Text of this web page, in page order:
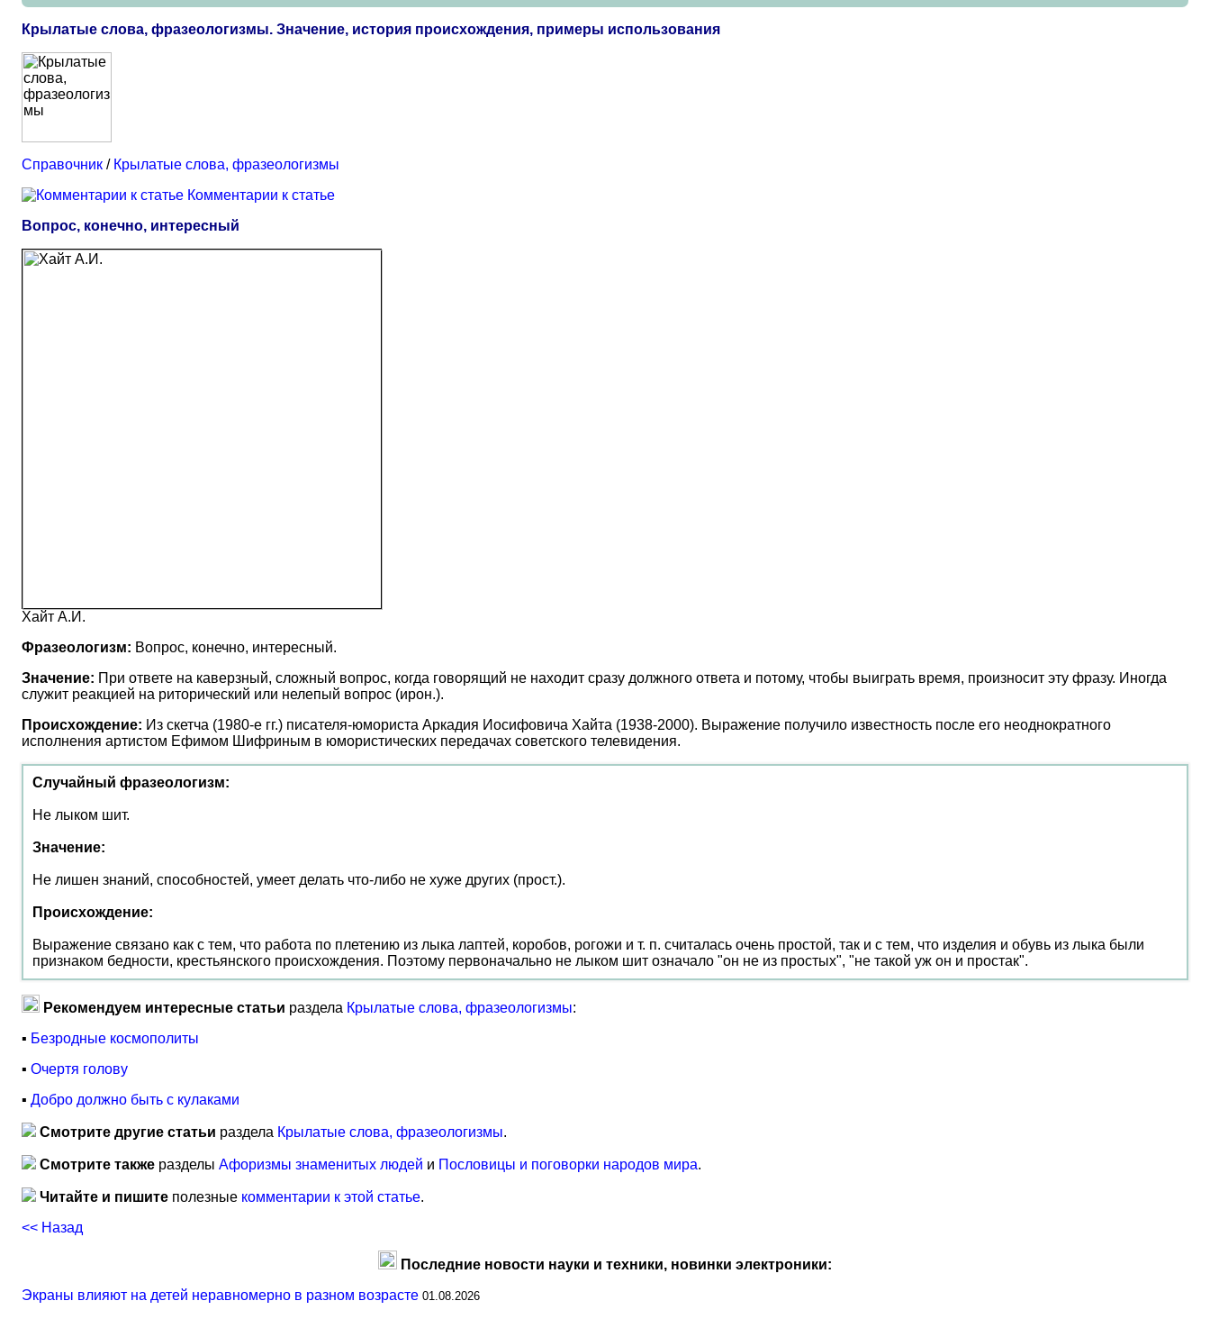
Крылатые слова, фразеологизмы. Значение, история происхождения, примеры использования
Справочник / Крылатые слова, фразеологизмы
Комментарии к статье
Вопрос, конечно, интересный
Хайт А.И.
Фразеологизм: Вопрос, конечно, интересный.
Значение: При ответе на каверзный, сложный вопрос, когда говорящий не находит сразу должного ответа и потому, чтобы выиграть время, произносит эту фразу. Иногда
служит реакцией на риторический или нелепый вопрос (ирон.).
Происхождение: Из скетча (1980-е гг.) писателя-юмориста Аркадия Иосифовича Хайта (1938-2000). Выражение получило известность после его неоднократного
исполнения артистом Ефимом Шифриным в юмористических передачах советского телевидения.
Случайный фразеологизм:
Не лыком шит.
Значение:
Не лишен знаний, способностей, умеет делать что-либо не хуже других (прост.).
Происхождение:
Выражение связано как с тем, что работа по плетению из лыка лаптей, коробов, рогожи и т. п. считалась очень простой, так и с тем, что изделия и обувь из лыка были
признаком бедности, крестьянского происхождения. Поэтому первоначально не лыком шит означало "он не из простых", "не такой уж он и простак".
Рекомендуем интересные статьи раздела Крылатые слова, фразеологизмы:
▪ Безродные космополиты
▪ Очертя голову
▪ Добро должно быть с кулаками
Смотрите другие статьи раздела Крылатые слова, фразеологизмы.
Смотрите также разделы Афоризмы знаменитых людей и Пословицы и поговорки народов мира.
Читайте и пишите полезные комментарии к этой статье.
<< Назад
Последние новости науки и техники, новинки электроники:
Экраны влияют на детей неравномерно в разном возрасте 01.08.2026